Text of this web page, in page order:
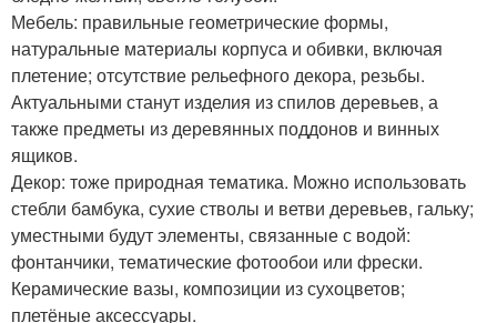
Мебель: правильные геометрические формы,
натуральные материалы корпуса и обивки, включая
плетение; отсутствие рельефного декора, резьбы.
Актуальными станут изделия из спилов деревьев, а
также предметы из деревянных поддонов и винных
ящиков.
Декор: тоже природная тематика. Можно использовать
стебли бамбука, сухие стволы и ветви деревьев, гальку;
уместными будут элементы, связанные с водой:
фонтанчики, тематические фотообои или фрески.
Керамические вазы, композиции из сухоцветов;
плетёные аксессуары.